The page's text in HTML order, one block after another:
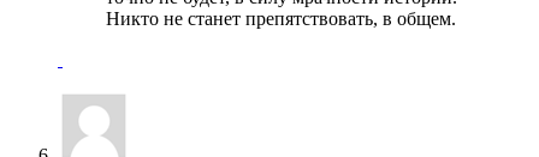
Никто не станет препятствовать, в общем.